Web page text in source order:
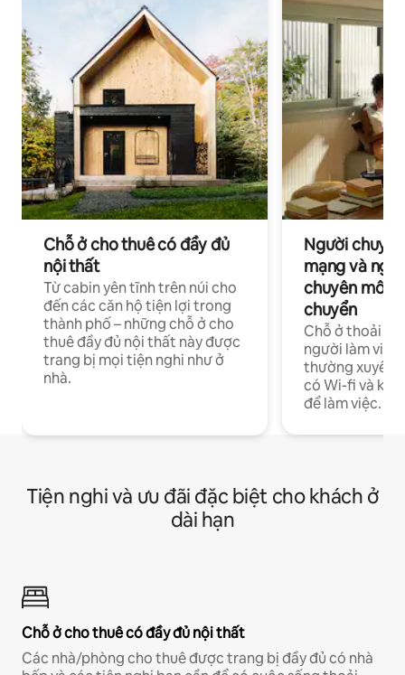
Chỗ ở cho thuê có đầy đủ
nội thất
Từ cabin yên tĩnh trên núi cho
đến các căn hộ tiện lợi trong
thành phố – những chỗ ở cho
thuê đầy đủ nội thất này được
trang bị mọi tiện nghi như ở
nhà.
Người
mạng và
chuyên môn
chuyển
Chỗ ở thoải
người làm việc
thường xuyên
có Wi-fi và
để làm việc.
Tiện nghi và ưu đãi đặc biệt cho khách ở
dài hạn
Chỗ ở cho thuê có đầy đủ nội thất
Các nhà/phòng cho thuê được trang bị đầy đủ có nhà